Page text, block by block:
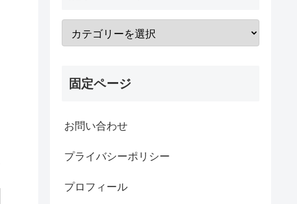
固定ページ
お問い合わせ
プライバシーポリシー
プロフィール